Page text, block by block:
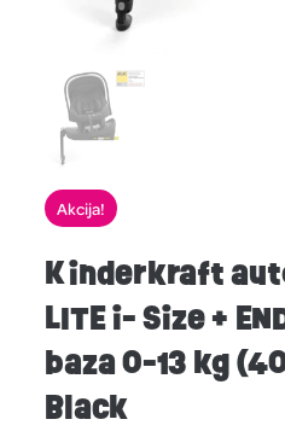
Akcija!
Kinderkraft
LITE i- Size +
baza 0-13 kg
Black